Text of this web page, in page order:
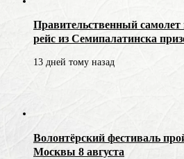
Правительственный
рейс из Семипалатинска
13 дней тому назад
Волонтёрский фестиваль
Москвы 8 августа